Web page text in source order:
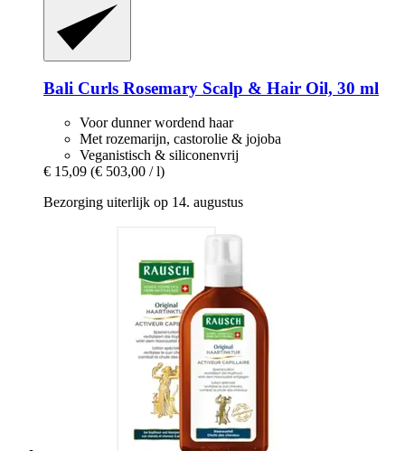
Bali Curls Rosemary Scalp & Hair Oil, 30 ml
Voor dunner wordend haar
Met rozemarijn, castorolie & jojoba
Veganistisch & siliconenvrij
€ 15,09 (€ 503,00 / l)
Bezorging uiterlijk op 14. augustus